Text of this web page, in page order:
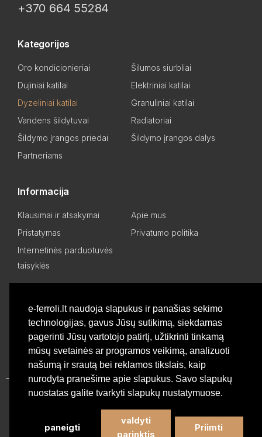
e-ferroli.lt naudoja slapukus ir panašias sekimo
technologijas, gavus Jūsų sutikimą, siekdamas
pagerinti Jūsų vartotojo patirtį, užtikrinti tinkamą
mūsų svetainės ar programos veikimą, analizuoti
našumą ir srautą bei reklamos tikslais, kaip
nurodyta pranešime apie slapukus. Savo slapukų
nuostatas galite tvarkyti slapukų nustatymuose.
paneigti
valdyti
parinktis
Priimti
+370 664 55284
Kategorijos
Oro kondicionieriai
Šilumos siurbliai
Dujiniai katilai
Elektriniai katilai
Dyzeliniai katilai
Granuliniai katilai
Vandens šildytuvai
Radiatoriai
Šildymo įrangos priedai
Šildymo įrangos dalys
Partneriams
Informacija
Klausimai ir atsakymai
Apie mus
Pristatymas
Privatumo politika
Internetinės parduotuvės
taisyklės
Asmeninis kabinetas
Pageidavimų sąrašas
Palyginti produktus
Basket
Profesionali Ferroli šildymo įranga 2026 - Visos teisės
Privatumo politika